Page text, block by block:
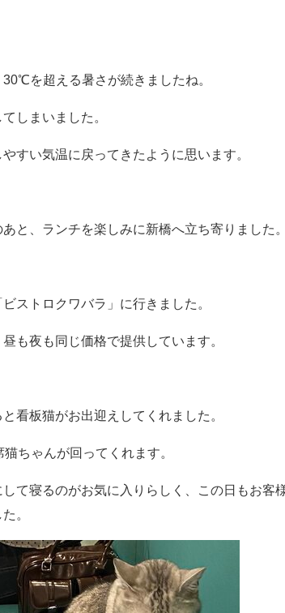
30℃を超える暑さが続きましたね。
しまいました。
すい気温に戻ってきたように思います。
と、ランチを楽しみに新橋へ立ち寄りました。
ストロクワバラ」に行きました。
も夜も同じ価格で提供しています。
看板猫がお出迎えしてくれました。
猫ちゃんが回ってくれます。
て寝るのがお気に入りらしく、この日もお客
。